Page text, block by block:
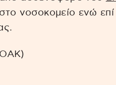
νοσοκομείο ενώ